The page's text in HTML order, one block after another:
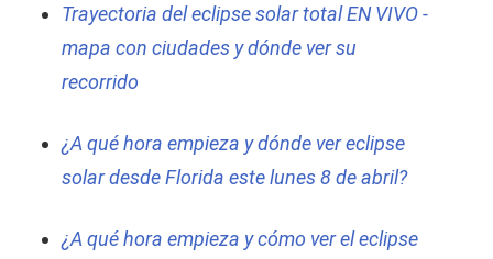
Trayectoria del eclipse solar total EN VIVO -
mapa con ciudades y dónde ver su
recorrido
¿A qué hora empieza y dónde ver eclipse
solar desde Florida este lunes 8 de abril?
¿A qué hora empieza y cómo ver el eclipse